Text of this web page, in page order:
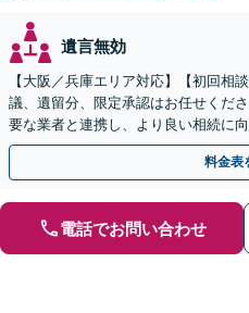
遺言無効
【大阪／兵庫エリア対応】【初回相
議、遺留分、限定承認はお任せくだ
要な業者と連携し、より良い相続に
が複雑化を防ぐカギとなります【休
料金表
電話でお問い合わせ